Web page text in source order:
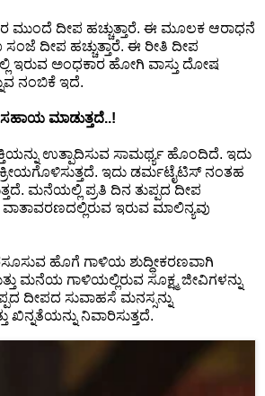
ಮುಂದೆ ದೀಪ ಹಚ್ಚುತ್ತಾರೆ. ಈ ಮೂಲಕ ಆರಾಧನೆ
ದೀಪ ಹಚ್ಚುತ್ತಾರೆ. ಈ ರೀತಿ ದೀಪ
ಇರುವ ಅಂಧಕಾರ ಹೋಗಿ ವಾಸ್ತು ದೋಷ
ನಂಬಿಕೆ ಇದೆ.
ಸಹಾಯ ಮಾಡುತ್ತದೆ..!
ಉತ್ಪಾದಿಸುವ ಸಾಮರ್ಥ್ಯ ಹೊಂದಿದೆ. ಇದು
ಇದು ಡರ್ಮಟೈಟಿಸ್ ನಂತಹ
ಮನೆಯಲ್ಲಿ ಪ್ರತಿ ದಿನ ತುಪ್ಪದ ದೀಪ
ಇರುವ ಮಾಲಿನ್ಯವು
ಹೊಗೆ ಗಾಳಿಯ ಶುದ್ಧೀಕರಣವಾಗಿ
ಮನೆಯ ಗಾಳಿಯಲ್ಲಿರುವ ಸೂಕ್ಷ್ಮ ಜೀವಿಗಳನ್ನು
ದೀಪದ ಸುವಾಹಸೆ ಮನಸ್ಸನ್ನು
ಖಿನ್ನತೆಯನ್ನು ನಿವಾರಿಸುತ್ತದೆ.